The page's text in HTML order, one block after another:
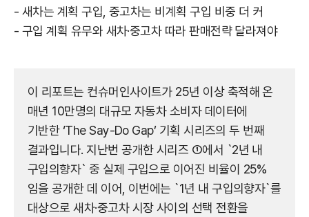
- 새차는 계획 구입, 중고차는 비계획 구입 비중 더 커
- 구입 계획 유무와 새차·중고차 따라 판매전략 달라져야
이 리포트는 컨슈머인사이트가 25년 이상 축적해 온
매년 10만명의 대규모 자동차 소비자 데이터에
기반한 ‘The Say-Do Gap’ 기획 시리즈의 두 번째
결과입니다. 지난번 공개한 시리즈 ①에서 `2년 내
구입의향자` 중 실제 구입으로 이어진 비율이 25%
임을 공개한 데 이어, 이번에는 `1년 내 구입의향자`를
대상으로 새차·중고차 시장 사이의 선택 전환을